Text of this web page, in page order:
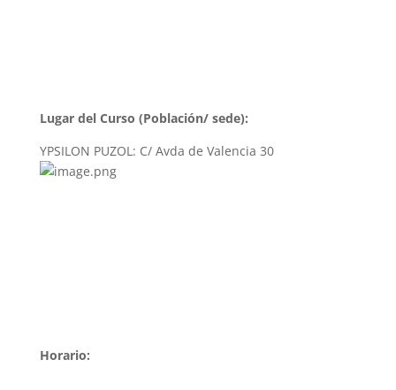
Lugar del Curso (Población/ sede):
YPSILON PUZOL: C/ Avda de Valencia 30
Horario: